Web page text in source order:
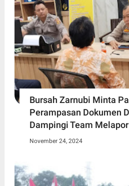
Bursah Zarnubi Minta
Perampasan Dokumen
Dampingi Team
November 24, 2024